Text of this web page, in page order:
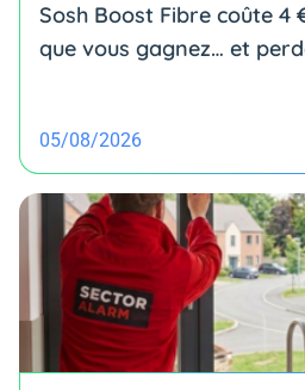
Sosh Boost Fibre coûte 4
que vous gagnez… et
05/08/2026